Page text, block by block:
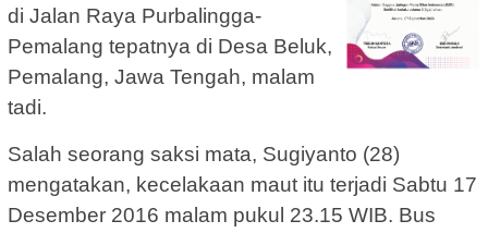
di Jalan Raya Purbalingga-
Pemalang tepatnya di Desa Beluk,
Pemalang, Jawa Tengah, malam
tadi.
Salah seorang saksi mata, Sugiyanto (28)
mengatakan, kecelakaan maut itu terjadi Sabtu 17
Desember 2016 malam pukul 23.15 WIB. Bus